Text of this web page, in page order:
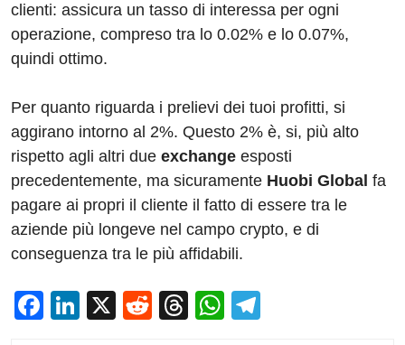
clienti: assicura un tasso di interessa per ogni
operazione, compreso tra lo 0.02% e lo 0.07%,
quindi ottimo.
Per quanto riguarda i prelievi dei tuoi profitti, si
aggirano intorno al 2%. Questo 2% è, si, più alto
rispetto agli altri due exchange esposti
precedentemente, ma sicuramente Huobi Global fa
pagare ai propri il cliente il fatto di essere tra le
aziende più longeve nel campo crypto, e di
conseguenza tra le più affidabili.
F
Li
X
R
T
W